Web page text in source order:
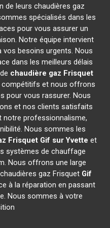
de leurs chaudières gaz
spécialisés dans les
pour vous assurer un
Notre équipe intervient
besoins urgents. Nous
dans les meilleurs délais
chaudière gaz Frisquet
et nous offrons
pour vous rassurer. Nous
et nos clients satisfaits
notre professionnalisme,
Nous sommes les
Frisquet Gif sur Yvette et
systèmes de chauffage
Nous offrons une large
gaz Frisquet Gif
à la réparation en passant
Nous sommes à votre